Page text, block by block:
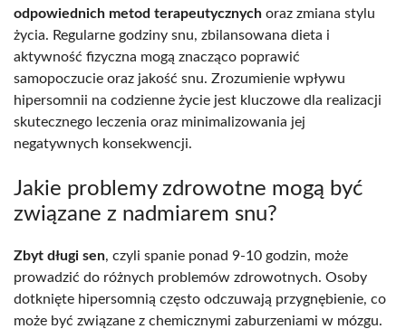
odpowiednich metod terapeutycznych oraz zmiana stylu
życia. Regularne godziny snu, zbilansowana dieta i
aktywność fizyczna mogą znacząco poprawić
samopoczucie oraz jakość snu. Zrozumienie wpływu
hipersomnii na codzienne życie jest kluczowe dla realizacji
skutecznego leczenia oraz minimalizowania jej
negatywnych konsekwencji.
Jakie problemy zdrowotne mogą być
związane z nadmiarem snu?
Zbyt długi sen, czyli spanie ponad 9-10 godzin, może
prowadzić do różnych problemów zdrowotnych. Osoby
dotknięte hipersomnią często odczuwają przygnębienie, co
może być związane z chemicznymi zaburzeniami w mózgu.